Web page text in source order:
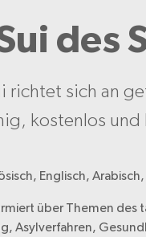
des
richtet sich an
kostenlos
Englisch,
über Themen des
Asylverfahren,